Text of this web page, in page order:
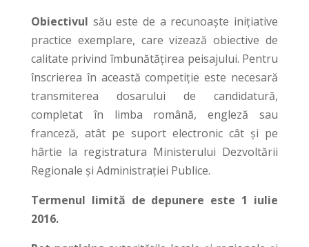
Obiectivul său este de a recunoaște inițiative
practice exemplare, care vizează obiective de
calitate privind îmbunătățirea peisajului. Pentru
înscrierea în această competiție este necesară
transmiterea dosarului de candidatură,
completat în limba română, engleză sau
franceză, atât pe suport electronic cât și pe
hârtie la registratura Ministerului Dezvoltării
Regionale și Administrației Publice.
Termenul limită de depunere este 1 iulie
2016.